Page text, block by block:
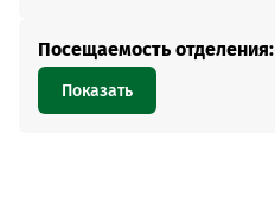
Посещаемость отделения:
Показать